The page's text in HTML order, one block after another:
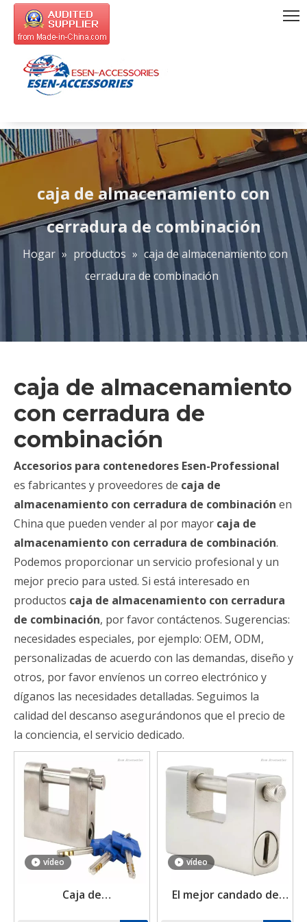
caja de almacenamiento con
cerradura de combinación
Hogar » productos » caja de almacenamiento con
cerradura de combinación
caja de almacenamiento
con cerradura de
combinación
Accesorios para contenedores Esen-Professional
es fabricantes y proveedores de caja de
almacenamiento con cerradura de combinación en
China que pueden vender al por mayor caja de
almacenamiento con cerradura de combinación.
Podemos proporcionar un servicio profesional y un
mejor precio para usted. Si está interesado en
productos caja de almacenamiento con cerradura
de combinación, por favor contáctenos. Sugerencias:
necesidades especiales, por ejemplo: OEM, ODM,
personalizadas de acuerdo con las demandas, diseño y
otros, por favor envíenos un correo electrónico y
díganos las necesidades detalladas. Seguimos la
calidad del descanso asegurándonos que el precio de
la conciencia, el servicio dedicado.
vídeo
Caja de
vídeo
El mejor candado de